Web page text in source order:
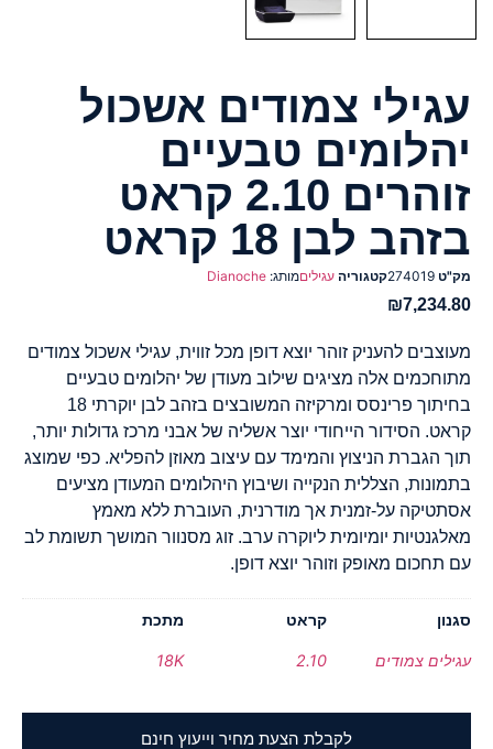
עגילי צמודים אשכול
יהלומים טבעיים
זוהרים 2.10 קראט
בזהב לבן 18 קראט
מק"ט 274019קטגוריה עגיליםמותג: Dianoche
₪7,234.80
מעוצבים להעניק זוהר יוצא דופן מכל זווית, עגילי אשכול צמודים
מתוחכמים אלה מציגים שילוב מעודן של יהלומים טבעיים
בחיתוך פרינסס ומרקיזה המשובצים בזהב לבן יוקרתי 18
קראט. הסידור הייחודי יוצר אשליה של אבני מרכז גדולות יותר,
תוך הגברת הניצוץ והמימד עם עיצוב מאוזן להפליא. כפי שמוצג
בתמונות, הצללית הנקייה ושיבוץ היהלומים המעודן מציעים
אסתטיקה על-זמנית אך מודרנית, העוברת ללא מאמץ
מאלגנטיות יומיומית ליוקרה ערב. זוג מסנוור המושך תשומת לב
עם תחכום מאופק וזוהר יוצא דופן.
סגנון
עגילים צמודים
קראט
2.10
מתכת
18K
לקבלת הצעת מחיר וייעוץ חינם